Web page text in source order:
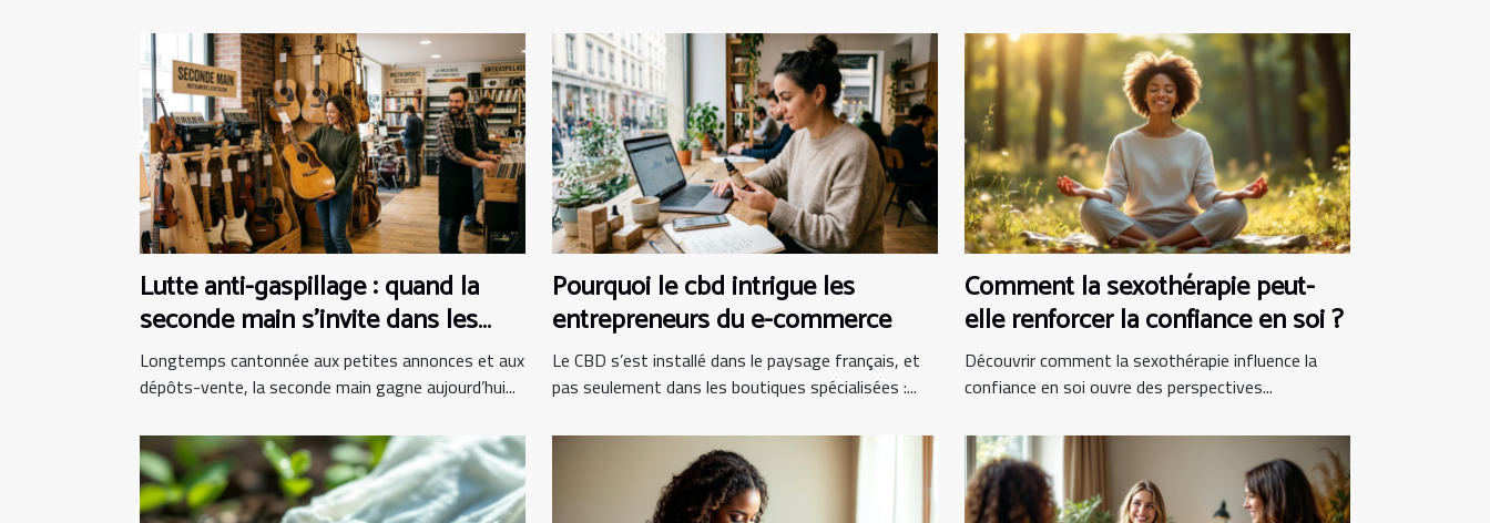
Lutte anti-gaspillage : quand la
seconde main s’invite dans les
boutiques d’instruments
Longtemps cantonnée aux petites annonces et aux
dépôts-vente, la seconde main gagne aujourd’hui...
Pourquoi le cbd intrigue les
entrepreneurs du e-commerce
Le CBD s’est installé dans le paysage français, et
pas seulement dans les boutiques spécialisées :...
Comment la sexothérapie peut-
elle renforcer la confiance en soi ?
Découvrir comment la sexothérapie influence la
confiance en soi ouvre des perspectives...